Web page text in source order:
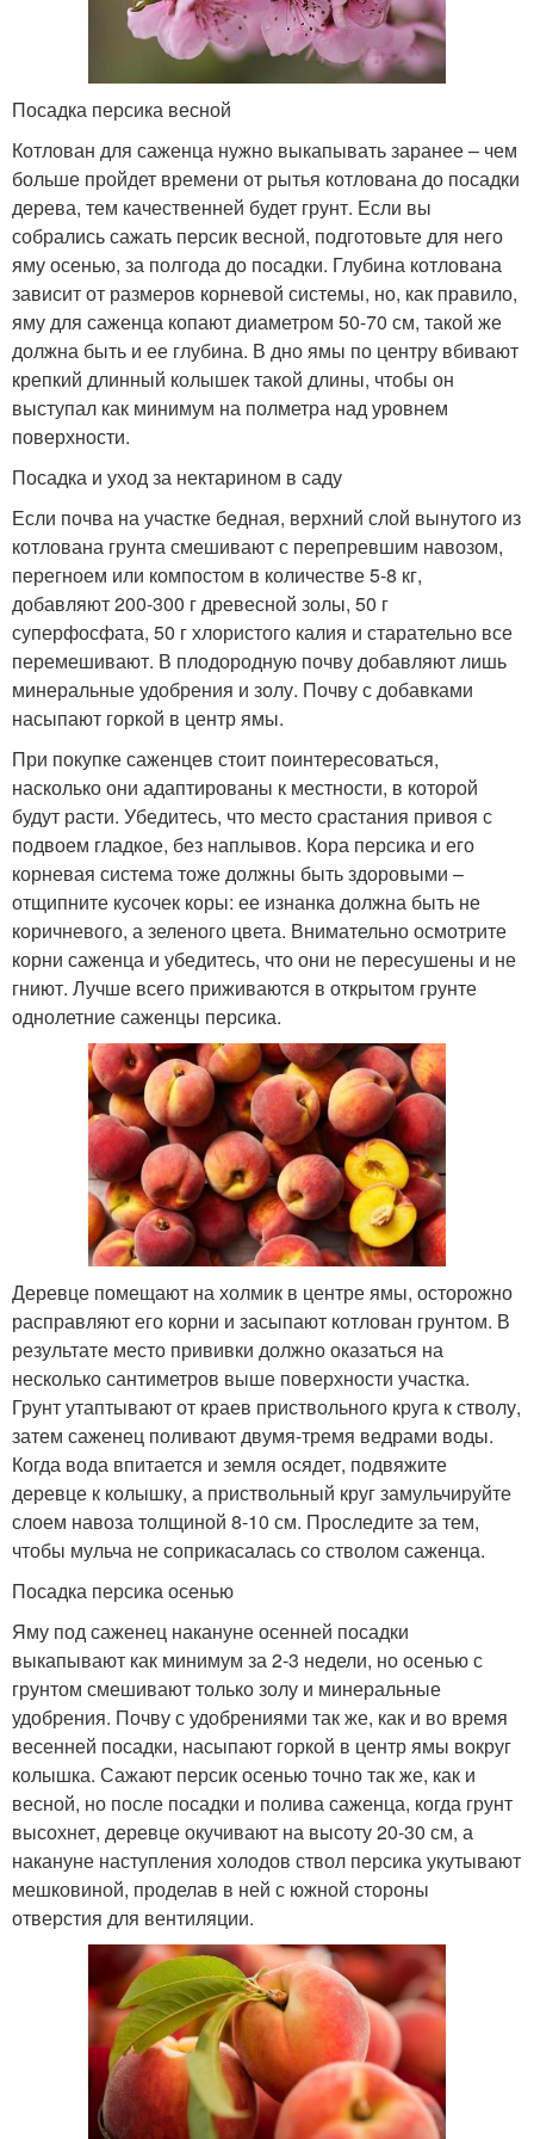
Посадка персика весной
Котлован для саженца нужно выкапывать заранее – чем
больше пройдет времени от рытья котлована до посадки
дерева, тем качественней будет грунт. Если вы
собрались сажать персик весной, подготовьте для него
яму осенью, за полгода до посадки. Глубина котлована
зависит от размеров корневой системы, но, как правило,
яму для саженца копают диаметром 50-70 см, такой же
должна быть и ее глубина. В дно ямы по центру вбивают
крепкий длинный колышек такой длины, чтобы он
выступал как минимум на полметра над уровнем
поверхности.
Посадка и уход за нектарином в саду
Если почва на участке бедная, верхний слой вынутого из
котлована грунта смешивают с перепревшим навозом,
перегноем или компостом в количестве 5-8 кг,
добавляют 200-300 г древесной золы, 50 г
суперфосфата, 50 г хлористого калия и старательно все
перемешивают. В плодородную почву добавляют лишь
минеральные удобрения и золу. Почву с добавками
насыпают горкой в центр ямы.
При покупке саженцев стоит поинтересоваться,
насколько они адаптированы к местности, в которой
будут расти. Убедитесь, что место срастания привоя с
подвоем гладкое, без наплывов. Кора персика и его
корневая система тоже должны быть здоровыми –
отщипните кусочек коры: ее изнанка должна быть не
коричневого, а зеленого цвета. Внимательно осмотрите
корни саженца и убедитесь, что они не пересушены и не
гниют. Лучше всего приживаются в открытом грунте
однолетние саженцы персика.
Деревце помещают на холмик в центре ямы, осторожно
расправляют его корни и засыпают котлован грунтом. В
результате место прививки должно оказаться на
несколько сантиметров выше поверхности участка.
Грунт утаптывают от краев приствольного круга к стволу,
затем саженец поливают двумя-тремя ведрами воды.
Когда вода впитается и земля осядет, подвяжите
деревце к колышку, а приствольный круг замульчируйте
слоем навоза толщиной 8-10 см. Проследите за тем,
чтобы мульча не соприкасалась со стволом саженца.
Посадка персика осенью
Яму под саженец накануне осенней посадки
выкапывают как минимум за 2-3 недели, но осенью с
грунтом смешивают только золу и минеральные
удобрения. Почву с удобрениями так же, как и во время
весенней посадки, насыпают горкой в центр ямы вокруг
колышка. Сажают персик осенью точно так же, как и
весной, но после посадки и полива саженца, когда грунт
высохнет, деревце окучивают на высоту 20-30 см, а
накануне наступления холодов ствол персика укутывают
мешковиной, проделав в ней с южной стороны
отверстия для вентиляции.